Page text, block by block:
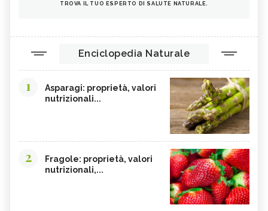
TROVA IL TUO ESPERTO DI SALUTE NATURALE.
Enciclopedia Naturale
1
Asparagi: proprietà, valori
nutrizionali...
2
Fragole: proprietà, valori
nutrizionali,...